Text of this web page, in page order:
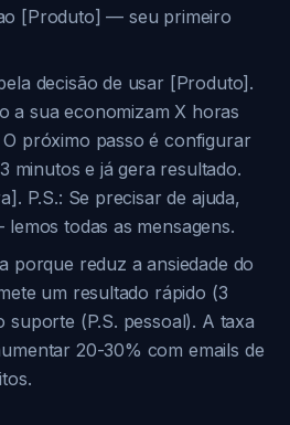
[Produto] — seu primeiro
decisão de usar [Produto].
a sua economizam X horas
próximo passo é configurar
minutos e já gera resultado.
P.S.: Se precisar de ajuda,
todas as mensagens.
porque reduz a ansiedade do
um resultado rápido (3
suporte (P.S. pessoal). A taxa
20-30% com emails de